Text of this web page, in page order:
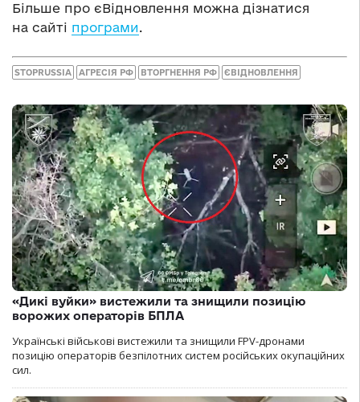
Більше про єВідновлення можна дізнатися
на сайті програми.
STOPRUSSIA АГРЕСІЯ РФ ВТОРГНЕННЯ РФ ЄВІДНОВЛЕННЯ
«Дикі вуйки» вистежили та знищили позицію
ворожих операторів БПЛА
Українські військові вистежили та знищили FPV-дронами
позицію операторів безпілотних систем російських окупаційних
сил.